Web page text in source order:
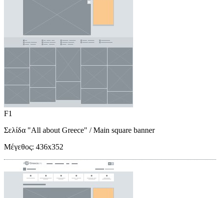
F1
Σελίδα "All about Greece" / Main square banner
Μέγεθος: 436x352